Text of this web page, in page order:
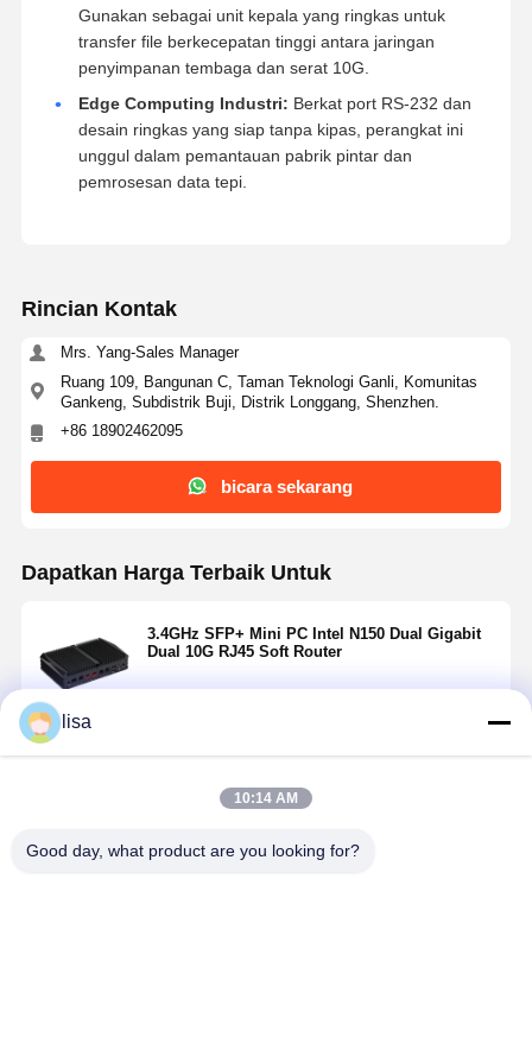
Gunakan sebagai unit kepala yang ringkas untuk
transfer file berkecepatan tinggi antara jaringan
penyimpanan tembaga dan serat 10G.
Edge Computing Industri: Berkat port RS-232 dan
desain ringkas yang siap tanpa kipas, perangkat ini
unggul dalam pemantauan pabrik pintar dan
pemrosesan data tepi.
Rincian Kontak
Mrs. Yang-Sales Manager
Ruang 109, Bangunan C, Taman Teknologi Ganli, Komunitas
Gankeng, Subdistrik Buji, Distrik Longgang, Shenzhen.
+86 18902462095
bicara sekarang
Dapatkan Harga Terbaik Untuk
3.4GHz SFP+ Mini PC Intel N150 Dual Gigabit
Dual 10G RJ45 Soft Router
Terus
lisa
10:14 AM
Good day, what product are you looking for?